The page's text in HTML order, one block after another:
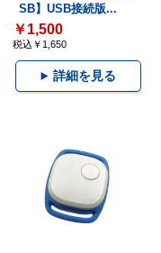
SB】USB接続版...
￥1,500
税込￥1,650
詳細を見る